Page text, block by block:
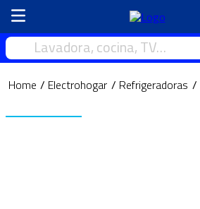
Lavadora, cocina, TV…
Electrohogar Refrigeradoras